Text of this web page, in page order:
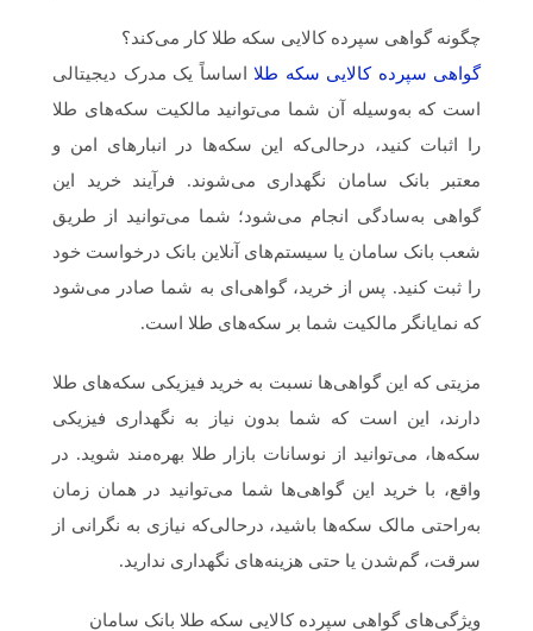
چگونه گواهی سپرده کالایی سکه طلا کار می‌کند؟
گواهی سپرده کالایی سکه طلا اساساً یک مدرک دیجیتالی
است که به‌وسیله آن شما می‌توانید مالکیت سکه‌های طلا
را اثبات کنید، درحالی‌که این سکه‌ها در انبارهای امن و
معتبر بانک سامان نگهداری می‌شوند. فرآیند خرید این
گواهی به‌سادگی انجام می‌شود؛ شما می‌توانید از طریق
شعب بانک سامان یا سیستم‌های آنلاین بانک درخواست خود
را ثبت کنید. پس از خرید، گواهی‌ای به شما صادر می‌شود
که نمایانگر مالکیت شما بر سکه‌های طلا است.
مزیتی که این گواهی‌ها نسبت به خرید فیزیکی سکه‌های طلا
دارند، این است که شما بدون نیاز به نگهداری فیزیکی
سکه‌ها، می‌توانید از نوسانات بازار طلا بهره‌مند شوید. در
واقع، با خرید این گواهی‌ها شما می‌توانید در همان زمان
به‌راحتی مالک سکه‌ها باشید، درحالی‌که نیازی به نگرانی از
سرقت، گم‌شدن یا حتی هزینه‌های نگهداری ندارید.
ویژگی‌های گواهی سپرده کالایی سکه طلا بانک سامان